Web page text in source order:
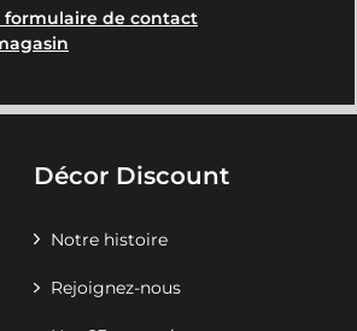
formulaire de contact
Décor Discount
Notre histoire
Rejoignez-nous